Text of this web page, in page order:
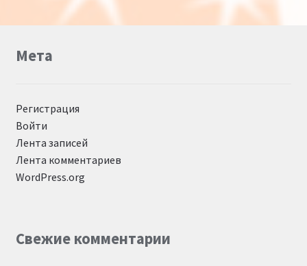
Мета
Регистрация
Войти
Лента записей
Лента комментариев
WordPress.org
Свежие комментарии